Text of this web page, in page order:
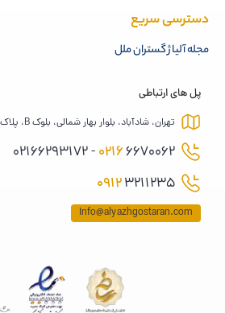
دسترسی سریع
مجله آلیاژ گستران ملل
پل های ارتباطی
تهران، شادآباد، بلوار بهار شمالی، بلوک B، پلاک 12
02166670062 - 02166293172
09123211235
Info@alyazhgostaran.com